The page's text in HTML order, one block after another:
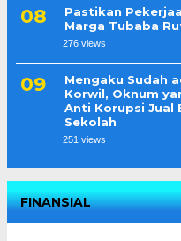
Pastikan
Marga Tubaba
276 views
Mengaku Sudah
Korwil, Oknum
Anti Korupsi Jual
Sekolah
251 views
FINANSIAL